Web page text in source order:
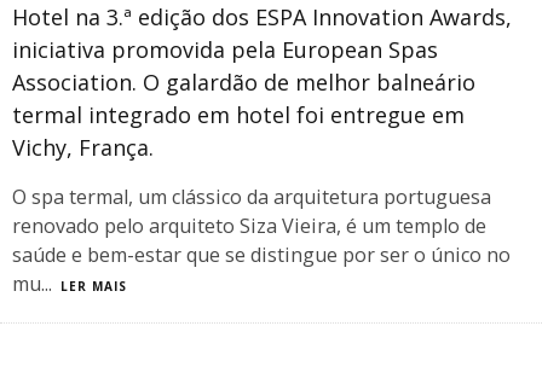
Hotel na 3.ª edição dos ESPA Innovation Awards,
iniciativa promovida pela European Spas
Association. O galardão de melhor balneário
termal integrado em hotel foi entregue em
Vichy, França.
O spa termal, um clássico da arquitetura portuguesa
renovado pelo arquiteto Siza Vieira, é um templo de
saúde e bem-estar que se distingue por ser o único no
mu... LER MAIS